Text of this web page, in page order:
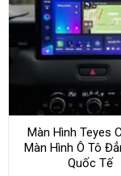
Màn Hình Teyes
Màn Hình Ô Tô
Quốc Tế